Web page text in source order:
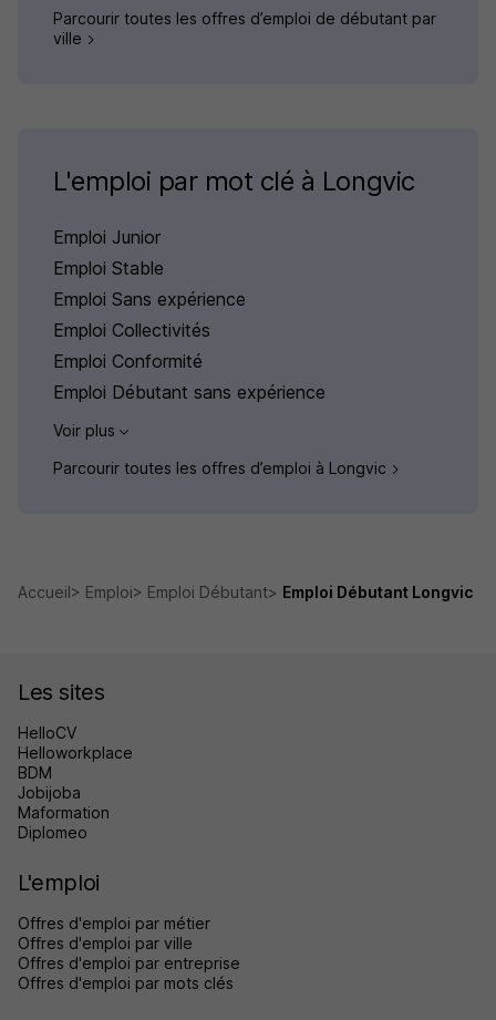
Parcourir toutes les offres d’emploi de débutant par
ville
L'emploi par mot clé à Longvic
Emploi Junior
Emploi Stable
Emploi Sans expérience
Emploi Collectivités
Emploi Conformité
Emploi Débutant sans expérience
Voir plus
Parcourir toutes les offres d’emploi à Longvic
Accueil Emploi Emploi Débutant Emploi Débutant Longvic
Les sites
HelloCV
Helloworkplace
BDM
Jobijoba
Maformation
Diplomeo
L'emploi
Offres d'emploi par métier
Offres d'emploi par ville
Offres d'emploi par entreprise
Offres d'emploi par mots clés